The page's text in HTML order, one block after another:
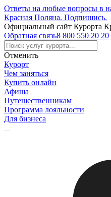
Ответы на любые вопросы в
Красная Поляна. Подпишись.
Официальный сайт Курорта
Обратная связь8 800 550 20 20
Отменить
Курорт
Чем заняться
Купить онлайн
Афиша
Путешественникам
Программа лояльности
Для бизнеса